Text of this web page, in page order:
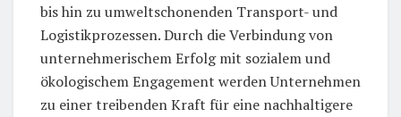
bis hin zu umweltschonenden Transport- und
Logistikprozessen. Durch die Verbindung von
unternehmerischem Erfolg mit sozialem und
ökologischem Engagement werden Unternehmen
zu einer treibenden Kraft für eine nachhaltigere